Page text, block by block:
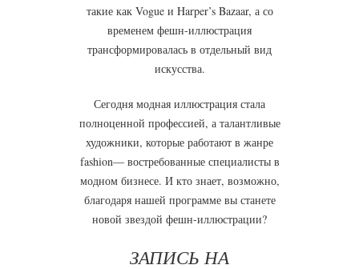
такие как Vogue и Harper’s Bazaar, а со
временем фешн-иллюстрация
трансформировалась в отдельный вид
искусства.
Сегодня модная иллюстрация стала
полноценной профессией, а талантливые
художники, которые работают в жанре
fashion— востребованные специалисты в
модном бизнесе. И кто знает, возможно,
благодаря нашей программе вы станете
новой звездой фешн-иллюстрации?
ЗАПИСЬ НА